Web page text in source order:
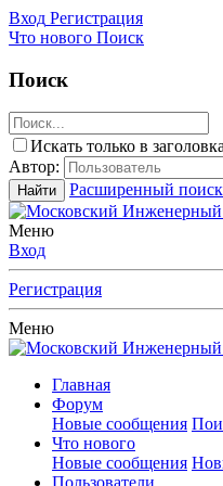
Вход Регистрация
Что нового Поиск
Поиск
Искать только в
Автор:
Найти Расширенный
Меню
Вход
Регистрация
Меню
Главная
Форум
Новые сообщения
Что нового
Новые сообщения